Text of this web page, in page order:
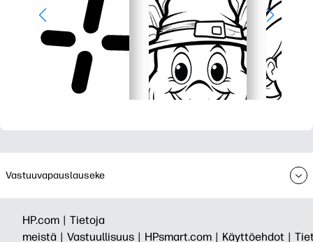
Vastuuvapauslauseke
HP.com | Tietoja
meistä | Vastuullisuus | HPsmart.com | Käyttöehdot |